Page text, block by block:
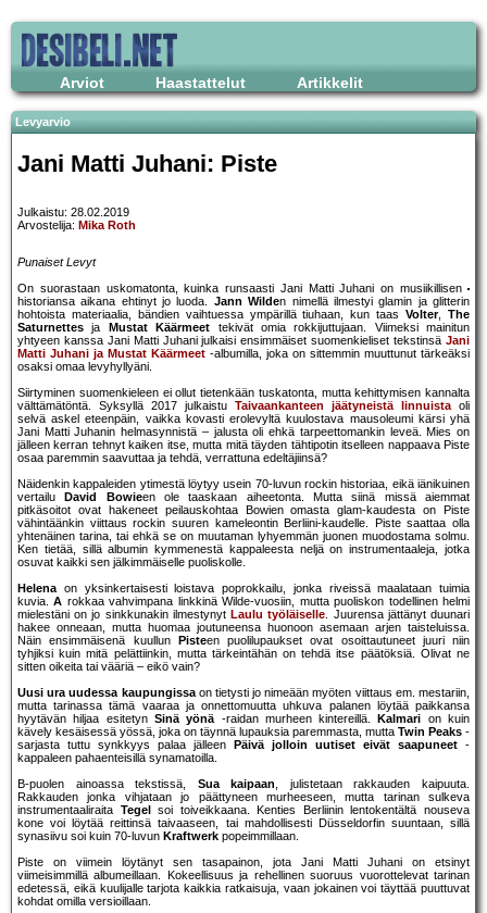
Arviot Haastattelut Artikkelit
Levyarvio
Jani Matti Juhani: Piste
Julkaistu: 28.02.2019
Arvostelija: Mika Roth
Punaiset Levyt
On suorastaan uskomatonta, kuinka runsaasti Jani Matti Juhani on musiikillisen
historiansa aikana ehtinyt jo luoda. Jann Wilden nimellä ilmestyi glamin ja glitterin
hohtoista materiaalia, bändien vaihtuessa ympärillä tiuhaan, kun taasVolter,The
Saturnettes ja Mustat Käärmeet tekivät omia rokkijuttujaan. Viimeksi mainitun
yhtyeen kanssa Jani Matti Juhani julkaisi ensimmäiset suomenkieliset tekstinsä Jani
Matti Juhani ja Mustat Käärmeet -albumilla, joka on sittemmin muuttunut tärkeäksi
osaksi omaa levyhyllyäni.
Siirtyminen suomenkieleen ei ollut tietenkään tuskatonta, mutta kehittymisen kannalta
välttämätöntä. Syksyllä 2017 julkaistu Taivaankanteen jäätyneistä linnuistaoli
selvä askel eteenpäin, vaikka kovasti erolevyltä kuulostava mausoleumi kärsi yhä
Jani Matti Juhanin helmasynnistä – jalusta oli ehkä tarpeettomankin leveä. Mies on
jälleen kerran tehnyt kaiken itse, mutta mitä täyden tähtipotin itselleen nappaava Piste
osaa paremmin saavuttaa ja tehdä, verrattuna edeltäjiinsä?
Näidenkin kappaleiden ytimestä löytyy usein 70-luvun rockin historiaa, eikä iänikuinen
vertailu
David Bowieen ole taaskaan aiheetonta. Mutta siinä missä aiemmat
pitkäsoitot ovat hakeneet peilauskohtaa Bowien omasta glam-kaudesta on Piste
vähintäänkin viittaus rockin suuren kameleontin Berliini-kaudelle. Piste saattaa olla
yhtenäinen tarina, tai ehkä se on muutaman lyhyemmän juonen muodostama solmu.
Ken tietää, sillä albumin kymmenestä kappaleesta neljä on instrumentaaleja, jotka
osuvat kaikki sen jälkimmäiselle puoliskolle.
Helenaon yksinkertaisesti loistava poprokkailu, jonka riveissä maalataan tuimia
kuvia.A rokkaa vahvimpana linkkinä Wilde-vuosiin, mutta puoliskon todellinen helmi
mielestäni on jo sinkkunakin ilmestynyt Laulu työläiselle. Juurensa jättänyt duunari
hakee onneaan, mutta huomaa joutuneensa huonoon asemaan arjen taisteluissa.
Näin ensimmäisenä kuullun
Pisteen puolilupaukset ovat osoittautuneet juuri niin
tyhjiksi kuin mitä pelättiinkin, mutta tärkeintähän on tehdä itse päätöksiä. Olivat ne
sitten oikeita tai vääriä – eikö vain?
Uusi ura uudessa kaupungissaon tietysti jo nimeään myöten viittaus em. mestariin,
mutta tarinassa tämä vaaraa ja onnettomuutta uhkuva palanen löytää paikkansa
hyytävän hiljaa esitetyn Sinä yönä-raidan murheen kintereillä. Kalmari on kuin
kävely kesäisessä yössä, joka on täynnä lupauksia paremmasta, mutta Twin Peaks -
sarjasta tuttu synkkyys palaa jälleen
Päivä jolloin uutiset eivät saapuneet -
kappaleen pahaenteisillä synamatoilla.
B-puolen ainoassa tekstissä, Sua kaipaan, julistetaan rakkauden kaipuuta.
Rakkauden jonka vihjataan jo päättyneen murheeseen, mutta tarinan sulkeva
instrumentaaliraita Tegel
soi toiveikkaana. Kenties Berliinin lentokentältä nouseva
kone voi löytää reittinsä taivaaseen, tai mahdollisesti Düsseldorfin suuntaan, sillä
synasiivu soi kuin 70-luvun Kraftwerk popeimmillaan.
Piste on viimein löytänyt sen tasapainon, jota Jani Matti Juhani on etsinyt
viimeisimmillä albumeillaan. Kokeellisuus ja rehellinen suoruus vuorottelevat tarinan
edetessä, eikä kuulijalle tarjota kaikkia ratkaisuja, vaan jokainen voi täyttää puuttuvat
kohdat omilla versioillaan.